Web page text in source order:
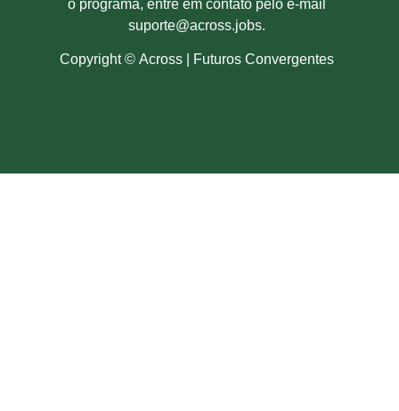
o programa, entre em contato pelo e-mail
suporte@across.jobs.
Copyright © Across | Futuros Convergentes